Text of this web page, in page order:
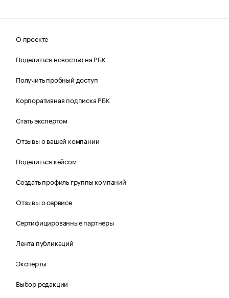
О проекте
Поделиться новостью на РБК
Получить пробный доступ
Корпоративная подписка РБК
Стать экспертом
Отзывы о вашей компании
Поделиться кейсом
Создать профиль группы компаний
Отзывы о сервисе
Сертифицированные партнеры
Лента публикаций
Эксперты
Выбор редакции